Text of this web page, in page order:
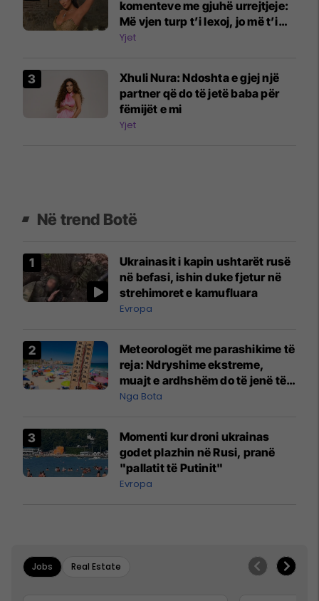
komenteve me gjuhë urrejtjeje:
Më vjen turp t’i lexoj, jo më t’i
shkruaj
Yjet
Xhuli Nura: Ndoshta e gjej një
partner që do të jetë baba për
fëmijët e mi
Yjet
Në trend Botë
Ukrainasit i kapin ushtarët rusë
në befasi, ishin duke fjetur në
strehimoret e kamufluara
Evropa
Meteorologët me parashikime të
reja: Ndryshime ekstreme,
muajt e ardhshëm do të jenë të
pazakontë
Nga Bota
Momenti kur droni ukrainas
godet plazhin në Rusi, pranë
"pallatit të Putinit"
Evropa
Jobs Real Estate